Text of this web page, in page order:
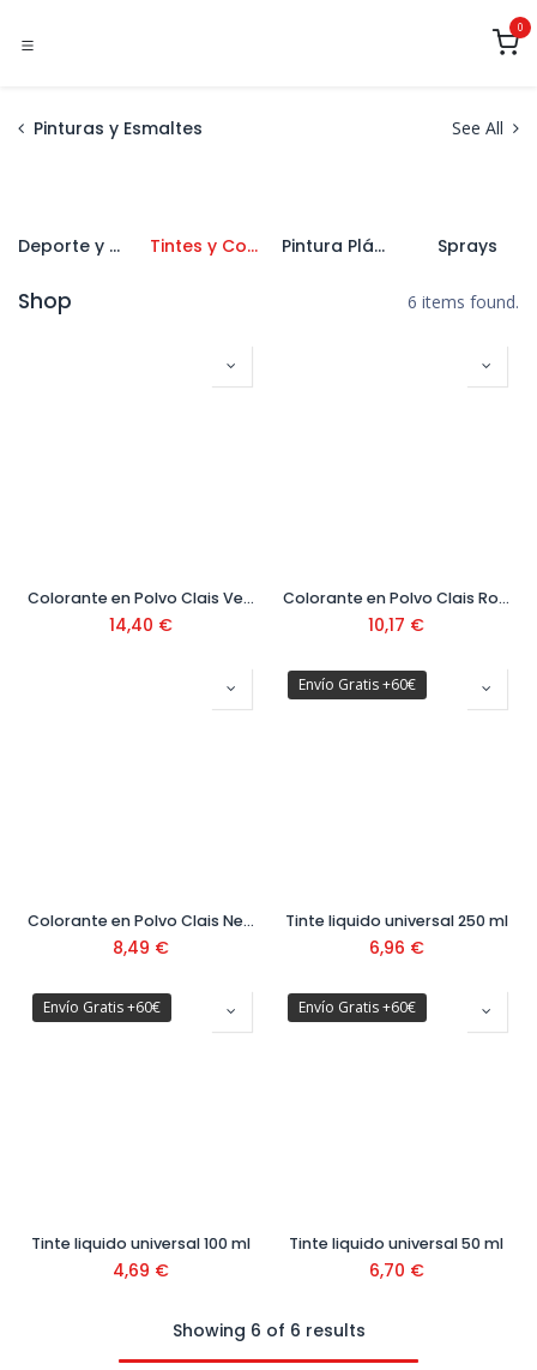
0
Pinturas y Esmaltes See All
Deporte y Naútica Tintes y Colorantes Pintura Plástica Sprays
Shop 6 items found.
Colorante en Polvo Clais Verde NG 700 Gr
14,40 €
Colorante en Polvo Clais Rojo Básico 800 Gr
10,17 €
Colorante en Polvo Clais Negro 800 Gr
8,49 €
Envío Gratis +60€
Tinte liquido universal 250 ml
6,96 €
Envío Gratis +60€
Tinte liquido universal 100 ml
4,69 €
Envío Gratis +60€
Tinte liquido universal 50 ml
6,70 €
Showing 6 of 6 results